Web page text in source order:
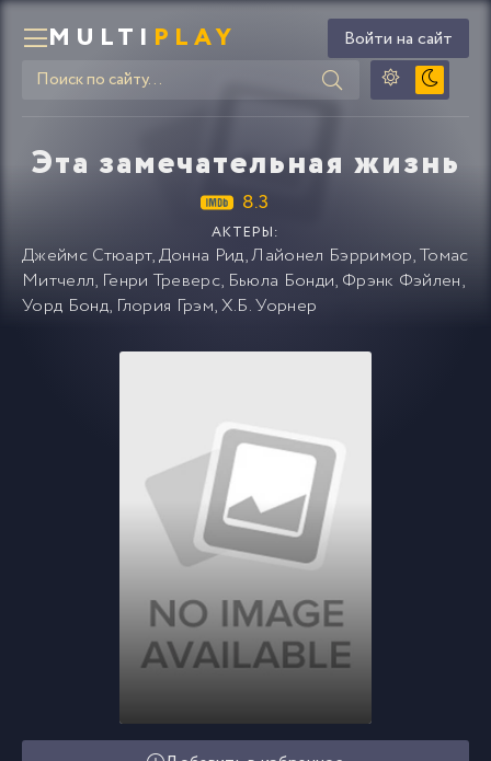
MULTI PLAY Войти на сайт
Эта замечательная жизнь
8.3
АКТЕРЫ:
Джеймс Стюарт,Донна Рид,Лайонел Бэрримор,Томас
Митчелл, Генри Треверс, Бьюла Бонди, Фрэнк Фэйлен,
Уорд Бонд, Глория Грэм,Х.Б. Уорнер